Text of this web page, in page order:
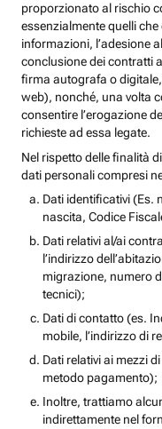
proporzionato al rischio
essenzialmente quelli
informazioni, l’adesione
conclusione dei contratti
firma autografa o
web), nonché, una volta
consentire l’erogazione
richieste ad essa legate.
Nel rispetto delle finalità
dati personali compresi
Dati identificativi (Es.
nascita, Codice
Dati relativi al/ai
l’indirizzo
migrazione, numero
tecnici);
Dati di contatto (es.
mobile, l’indirizzo di
Dati relativi ai mezzi
metodo pagamento);
Inoltre, trattiamo
indirettamente nel